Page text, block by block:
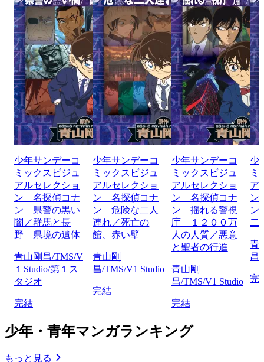
少年サンデーコ
ミックスビジュ
アルセレクショ
ン 名探偵コナ
ン 県警の黒い
闇／群馬と長
野 県境の遺体
青山剛昌/TMS/V
１Studio/第１ス
タジオ
完結
少年サンデーコ
ミックスビジュ
アルセレクショ
ン 名探偵コナ
ン 危険な二人
連れ／死亡の
館、赤い壁
青山剛
昌/TMS/V1 Studio
完結
少年サンデーコ
ミックスビジュ
アルセレクショ
ン 名探偵コナ
ン 揺れる警視
庁 １２００万
人の人質／悪意
と聖者の行進
青山剛
昌/TMS/V1 Studio
完結
少
ミ
ア
ン
ン
二
青
昌
完
少年・青年マンガランキング
もっと見る